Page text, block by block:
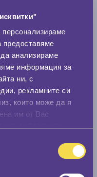
персонализираме
предоставяме
анализираме
информация за
ни, с
рекламните си
които може да я
им от Вас